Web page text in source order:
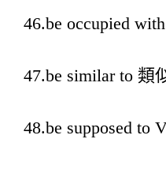
46.be occupied
47.be similar to 類
48.be supposed to